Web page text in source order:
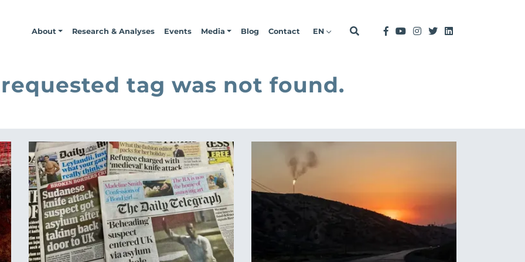
About Research & Analyses Events Media Blog Contact EN
tag was not found.